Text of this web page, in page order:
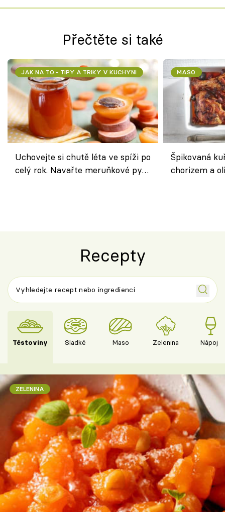
Přečtěte si také
JAK NA TO - TIPY A TRIKY V KUCHYNI
Uchovejte si chutě léta ve spíži po
celý rok. Navařte meruňkové pyré
MASO
Špikovaná
chorizem a
Recepty
Těstoviny Sladké Maso Zelenina Nápoje
ZELENINA